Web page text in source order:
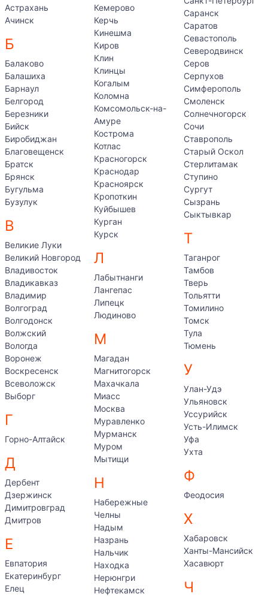
Астрахань
Ачинск
Б
Балаково
Балашиха
Барнаул
Белгород
Березники
Бийск
Биробиджан
Благовещенск
Братск
Брянск
Бугульма
Бузулук
В
Великие Луки
Великий Новгород
Владивосток
Владикавказ
Владимир
Волгоград
Волгодонск
Волжский
Вологда
Воронеж
Воскресенск
Всеволожск
Выборг
Г
Горно-Алтайск
Д
Дербент
Дзержинск
Димитровград
Дмитров
Е
Евпатория
Екатеринбург
Елец
Кемерово
Керчь
Кинешма
Киров
Клин
Клинцы
Когалым
Коломна
Комсомольск-на-
Амуре
Кострома
Котлас
Красногорск
Краснодар
Красноярск
Кропоткин
Куйбышев
Курган
Курск
Л
Лабытнанги
Лангепас
Липецк
Людиново
М
Магадан
Магнитогорск
Махачкала
Миасс
Москва
Муравленко
Мурманск
Муром
Мытищи
Н
Набережные
Челны
Надым
Назрань
Нальчик
Находка
Нерюнгри
Нефтекамск
Саранск
Саратов
Севастополь
Северодвинск
Серов
Серпухов
Симферополь
Смоленск
Солнечногорск
Сочи
Ставрополь
Старый Оскол
Стерлитамак
Ступино
Сургут
Сызрань
Сыктывкар
Т
Таганрог
Тамбов
Тверь
Тольятти
Томилино
Томск
Тула
Тюмень
У
Улан-Удэ
Ульяновск
Уссурийск
Усть-Илимск
Уфа
Ухта
Ф
Феодосия
Х
Хабаровск
Ханты-Мансийск
Хасавюрт
Ч